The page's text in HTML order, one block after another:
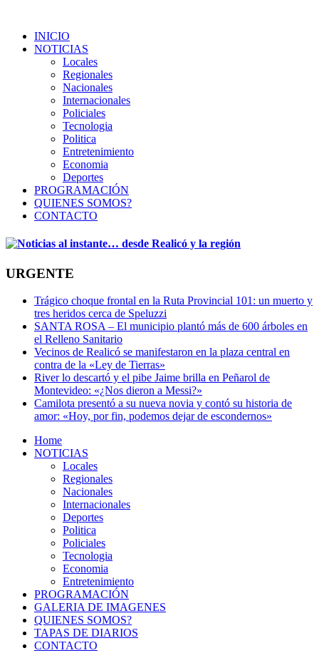
INICIO
NOTICIAS
Locales
Regionales
Nacionales
Internacionales
Policiales
Tecnologia
Politica
Entretenimiento
Economia
Deportes
PROGRAMACIÓN
QUIENES SOMOS?
CONTACTO
URGENTE
Trágico choque frontal en la Ruta Provincial 101: un muerto y
tres heridos cerca de Speluzzi
SANTA ROSA – El municipio plantó más de 600 árboles en
el Relleno Sanitario
Vecinos de Realicó se manifestaron en la plaza central en
contra de la «Ley de Tierras»
River lo descartó y el pibe Jaime brilla en Peñarol de
Montevideo: «¿Nos dieron a Messi?»
Camilota presentó a su nueva novia y contó su historia de
amor: «Hoy, por fin, podemos dejar de escondernos»
Home
NOTICIAS
Locales
Regionales
Nacionales
Internacionales
Deportes
Politica
Policiales
Tecnologia
Economia
Entretenimiento
PROGRAMACIÓN
GALERIA DE IMAGENES
QUIENES SOMOS?
TAPAS DE DIARIOS
CONTACTO